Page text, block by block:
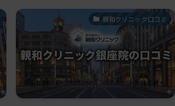
親和クリニック口コミ